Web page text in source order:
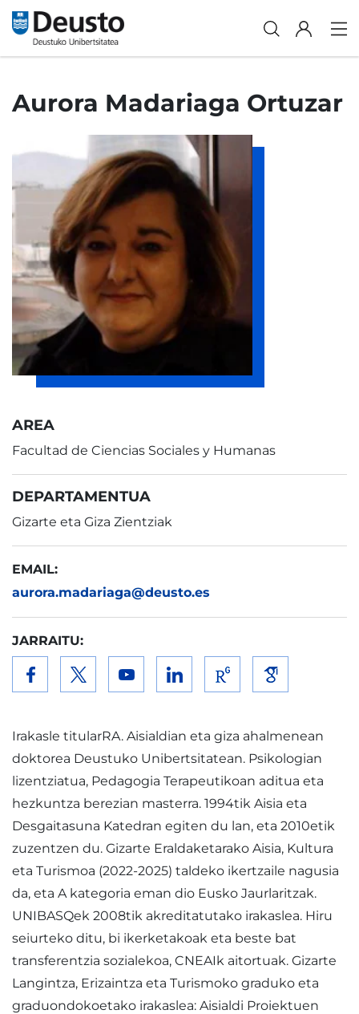
Aurora Madariaga Ortuzar
AREA
Facultad de Ciencias Sociales y Humanas
DEPARTAMENTUA
Gizarte eta Giza Zientziak
EMAIL:
aurora.madariaga@deusto.es
JARRAITU:
Irakasle titularRA. Aisialdian eta giza ahalmenean
doktorea Deustuko Unibertsitatean. Psikologian
lizentziatua, Pedagogia Terapeutikoan aditua eta
hezkuntza berezian masterra. 1994tik Aisia eta
Desgaitasuna Katedran egiten du lan, eta 2010etik
zuzentzen du. Gizarte Eraldaketarako Aisia, Kultura
eta Turismoa (2022-2025) taldeko ikertzaile nagusia
da, eta A kategoria eman dio Eusko Jaurlaritzak.
UNIBASQek 2008tik akreditatutako irakaslea. Hiru
seiurteko ditu, bi ikerketakoak eta beste bat
transferentzia sozialekoa, CNEAIk aitortuak. Gizarte
Langintza, Erizaintza eta Turismoko graduko eta
graduondokoetako irakaslea: Aisialdi Proiektuen